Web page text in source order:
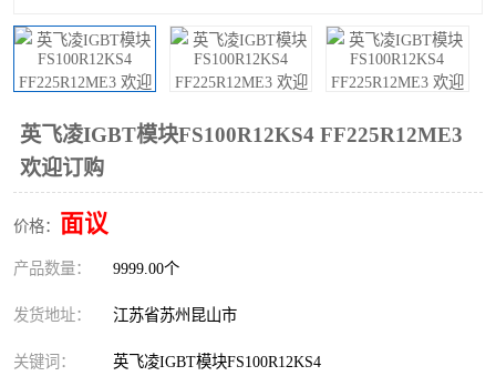
英飞凌IGBT模块FS100R12KS4 FF225R12ME3
欢迎订购
价格： 面议
产品数量： 9999.00个
发货地址： 江苏省苏州昆山市
关键词： 英飞凌IGBT模块FS100R12KS4